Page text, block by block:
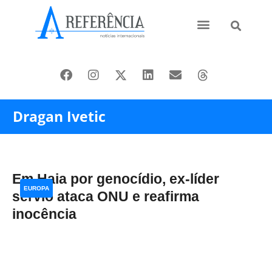
Dragan Ivetic
Em Haia por genocídio, ex-líder
sérvio ataca ONU e reafirma
inocência
EUROPA